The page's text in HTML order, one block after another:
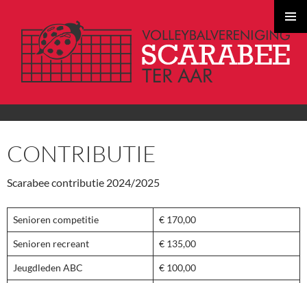
MENU
NAAR
DECONTRIBUTIE
Scarabee contributie 2024/2025
Senioren competitie € 170,00
Senioren recreant € 135,00
Jeugdleden ABC € 100,00